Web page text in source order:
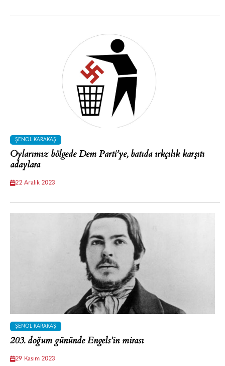
ŞENOL KARAKAŞ
Oylarımız bölgede Dem Parti’ye, batıda ırkçılık karşıtı
adaylara
22 Aralık 2023
ŞENOL KARAKAŞ
203. doğum gününde Engels’in mirası
29 Kasım 2023